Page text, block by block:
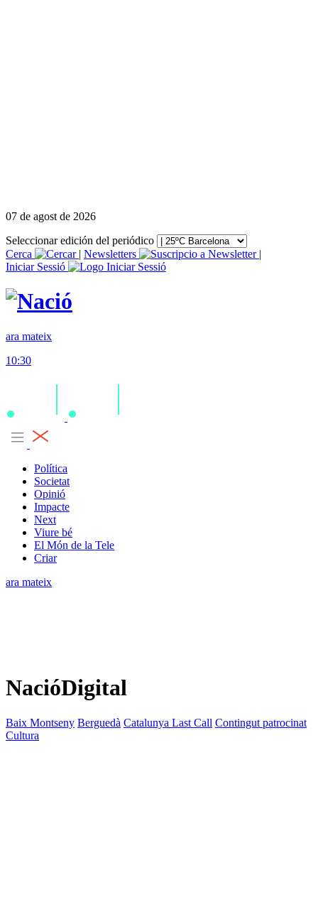
07 de agost de 2026
Seleccionar edición del periódico
Cerca
| Newsletters
|
Iniciar Sessió
ara mateix
10:30
Política
Societat
Opinió
Impacte
Next
Viure bé
El Món de la Tele
Criar
ara mateix
NacióDigital
Baix Montseny Berguedà Catalunya Last Call Contingut patrocinat
Cultura